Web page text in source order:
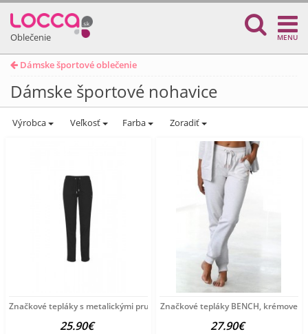
Oblečenie MENU
Dámske športové oblečenie
Dámske športové nohavice
Výrobca Veľkosť Farba Zoradiť
Značkové tepláky s metalickými pruhmi BENCH, čierne
25.90€
Značkové tepláky BENCH, krémove
27.90€